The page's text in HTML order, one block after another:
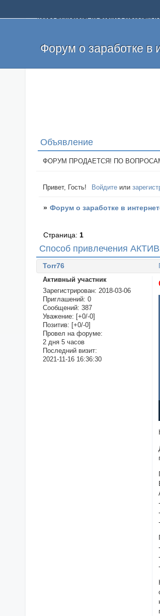
Добро пожаловать на форум о заработке
и оставлять свои отзывы. Если вы знаете,
легкие деньги без вложений и
Форум о заработке в
Объявление
ФОРУМ ПРОДАЕТСЯ! ПО ВОПРОСАМ
Привет, Гость! Войдите или
» Форум о заработке в
Способ привлечения
Страница: 1
Torr76
Активный участник
Зарегистрирован: 2018-03-06
Приглашений: 0
Сообщений: 387
Уважение: [+0/-0]
Позитив: [+0/-0]
Провел на форуме:
2 дня 5 часов
Последний визит:
2021-11-16 16:36:30